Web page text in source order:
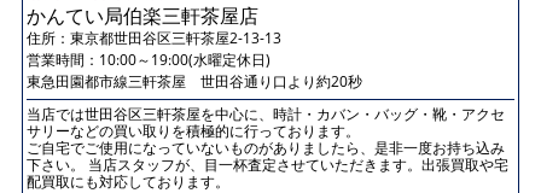
かんてい局伯楽三軒茶屋店
住所： 東京都世田谷区三軒茶屋2-13-13
営業時間：10:00～19:00(水曜定休日)
東急田園都市線三軒茶屋 世田谷通り口より約20秒
当店では世田谷区三軒茶屋を中心に、時計・カバン・バッグ・靴・アクセ
サリーなどの買い取りを積極的に行っております。
ご自宅でご使用になっていないものがありましたら、是非一度お持ち込み
下さい。 当店スタッフが、目一杯査定させていただきます。出張買取や宅
配買取にも対応しております。